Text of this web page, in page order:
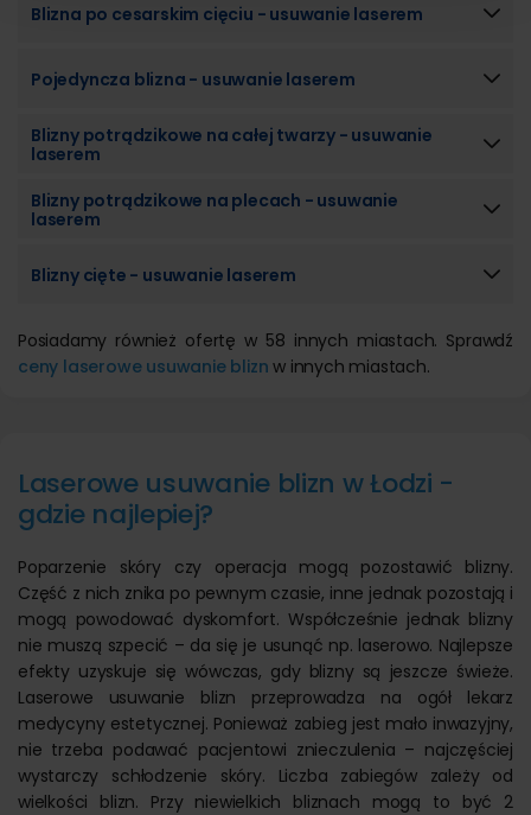
Blizna po cesarskim cięciu - usuwanie laserem
Pojedyncza blizna - usuwanie laserem
Blizny potrądzikowe na całej twarzy - usuwanie
laserem
Blizny potrądzikowe na plecach - usuwanie
laserem
Blizny cięte - usuwanie laserem
Posiadamy również ofertę w 58 innych miastach. Sprawdź
ceny laserowe usuwanie blizn w innych miastach.
Laserowe usuwanie blizn w Łodzi -
gdzie najlepiej?
Poparzenie skóry czy operacja mogą pozostawić blizny.
Część z nich znika po pewnym czasie, inne jednak pozostają i
mogą powodować dyskomfort. Współcześnie jednak blizny
nie muszą szpecić – da się je usunąć np. laserowo. Najlepsze
efekty uzyskuje się wówczas, gdy blizny są jeszcze świeże.
Laserowe usuwanie blizn przeprowadza na ogół lekarz
medycyny estetycznej. Ponieważ zabieg jest mało inwazyjny,
nie trzeba podawać pacjentowi znieczulenia – najczęściej
wystarczy schłodzenie skóry. Liczba zabiegów zależy od
wielkości blizn. Przy niewielkich bliznach mogą to być 2